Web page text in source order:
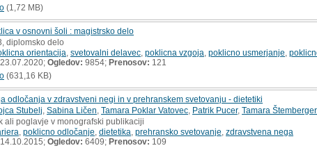
(1,72 MB)
v osnovni šoli : magistrsko delo
diplomsko delo
orientacija svetovalni delavec poklicna vzgoja poklicno usmerjanje
23.07.2020; Ogledov: 9854; Prenosov: 121
(631,16 KB)
odločanja v zdravstveni negi in v prehranskem svetovanju - dietetiki
Stubelj Sabina Ličen Tamara Poklar Vatovec Patrik Pucer, Tamara
ali poglavje v monografski publikaciji
poklicno odločanje dietetika prehransko svetovanje zdravstvena nega
14.10.2015; Ogledov: 6409; Prenosov: 109